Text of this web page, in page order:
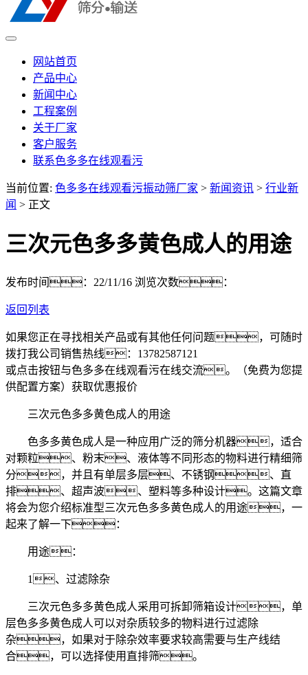
网站首页
产品中心
新闻中心
工程案例
关于厂家
客户服务
联系色多多在线观看污
当前位置: 色多多在线观看污振动筛厂家 > 新闻资讯 > 行业新
闻 > 正文
三次元色多多黄色成人的用途
发布时间：22/11/16 浏览次数：
返回列表
如果您正在寻找相关产品或有其他任何问题，可随时
拨打我公司销售热线： 13782587121
或点击按钮与色多多在线观看污在线交流。（免费为您提
供配置方案） 获取优惠报价
三次元色多多黄色成人的用途
色多多黄色成人是一种应用广泛的筛分机器，适合
对颗粒、粉末、液体等不同形态的物料进行精细筛
分，并且有单层多层、不锈钢、直
排、超声波、塑料等多种设计。这篇文章
将会为您介绍标准型三次元色多多黄色成人的用途，一
起来了解一下：
用途：
1、过滤除杂
三次元色多多黄色成人采用可拆卸筛箱设计，单
层色多多黄色成人可以对杂质较多的物料进行过滤除
杂，如果对于除杂效率要求较高需要与生产线结
合，可以选择使用直排筛。